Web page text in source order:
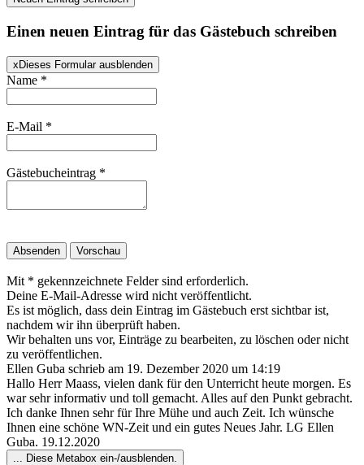
Einen neuen Eintrag für das Gästebuch schreiben
xDieses Formular ausblenden
Name *
E-Mail *
Gästebucheintrag *
Mit * gekennzeichnete Felder sind erforderlich.
Deine E-Mail-Adresse wird nicht veröffentlicht.
Es ist möglich, dass dein Eintrag im Gästebuch erst sichtbar ist,
nachdem wir ihn überprüft haben.
Wir behalten uns vor, Einträge zu bearbeiten, zu löschen oder nicht
zu veröffentlichen.
Ellen Guba schrieb am 19. Dezember 2020 um 14:19
Hallo Herr Maass, vielen dank für den Unterricht heute morgen. Es
war sehr informativ und toll gemacht. Alles auf den Punkt gebracht.
Ich danke Ihnen sehr für Ihre Mühe und auch Zeit. Ich wünsche
Ihnen eine schöne WN-Zeit und ein gutes Neues Jahr. LG Ellen
Guba. 19.12.2020
Diese Metabox ein-/ausblenden.